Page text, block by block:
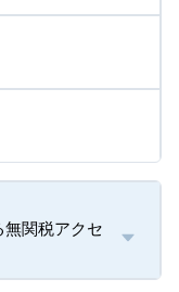
関税アクセ